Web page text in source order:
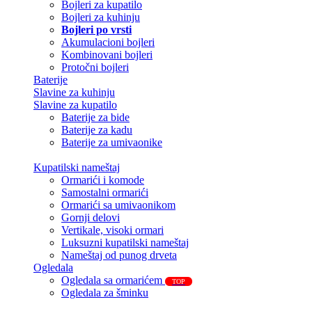
Bojleri za kupatilo
Bojleri za kuhinju
Bojleri po vrsti
Akumulacioni bojleri
Kombinovani bojleri
Protočni bojleri
Baterije
Slavine za kuhinju
Slavine za kupatilo
Baterije za bide
Baterije za kadu
Baterije za umivaonike
Kupatilski nameštaj
Ormarići i komode
Samostalni ormarići
Ormarići sa umivaonikom
Gornji delovi
Vertikale, visoki ormari
Luksuzni kupatilski nameštaj
Nameštaj od punog drveta
Ogledala
Ogledala sa ormarićem
TOP
Ogledala za šminku